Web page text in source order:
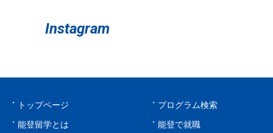
Instagram
トップページ
能登留学とは
プログラム検索
能登で就職